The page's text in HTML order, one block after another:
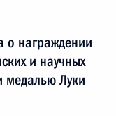
о награждении
и научных
медалью Луки